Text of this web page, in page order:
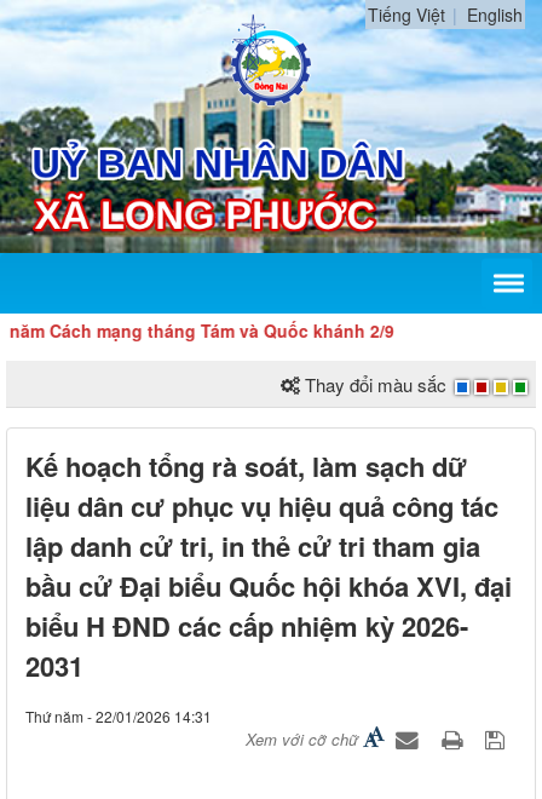
Tiếng Việt English
tháng Tám và Quốc khánh 2/9
Thay đổi màu sắc
Kế hoạch tổng rà soát, làm sạch dữ
liệu dân cư phục vụ hiệu quả công tác
lập danh cử tri, in thẻ cử tri tham gia
bầu cử Đại biểu Quốc hội khóa XVI, đại
biểu H ĐND các cấp nhiệm kỳ 2026-
2031
Thứ năm - 22/01/2026 14:31
Xem với cỡ chữ